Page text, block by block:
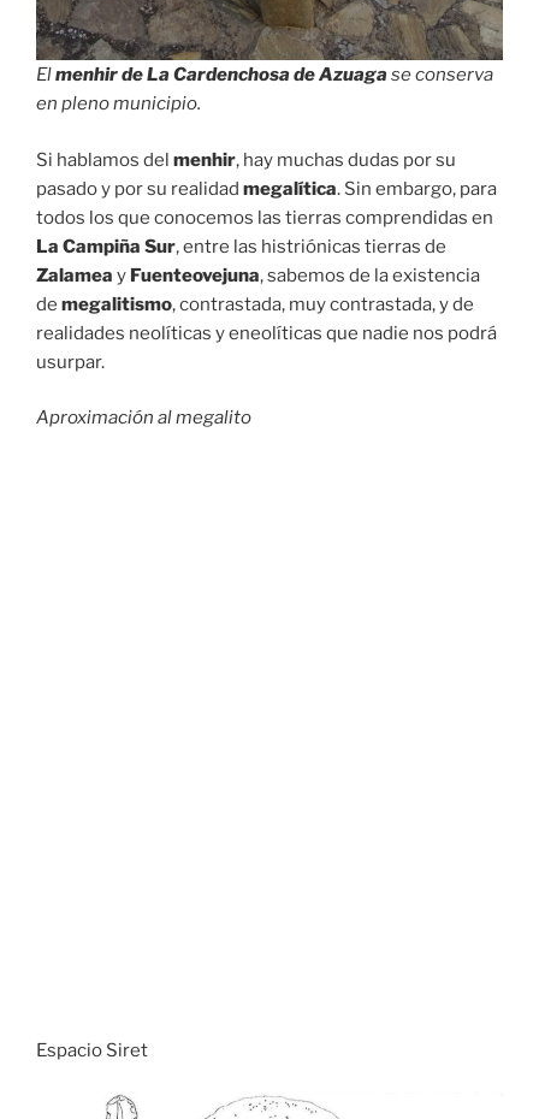
Elmenhir de La Cardenchosa de Azuaga se conserva
en pleno municipio.
Si hablamos del menhir, hay muchas dudas por su
pasado y por su realidad megalítica. Sin embargo, para
todos los que conocemos las tierras comprendidas en
La Campiña Sur, entre las histriónicas tierras de
Zalamea y Fuenteovejuna, sabemos de la existencia
de megalitismo, contrastada, muy contrastada, y de
realidades neolíticas y eneolíticas que nadie nos podrá
usurpar.
Aproximación al megalito
Espacio Siret